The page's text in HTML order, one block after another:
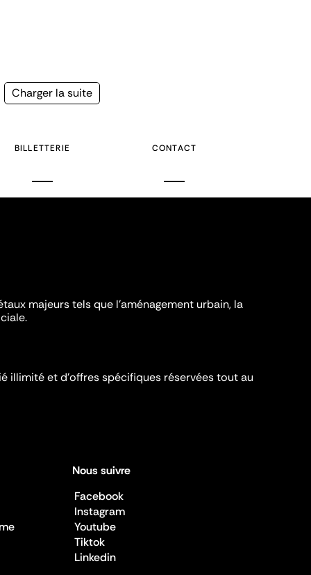
Page
Charger la suite
BILLETTERIE CONTACT
majeurs tels que l'aménagement urbain, la
illimité et d’offres spécifiques réservées tout au
Nous suivre
Facebook
Instagram
Youtube
Tiktok
Linkedin